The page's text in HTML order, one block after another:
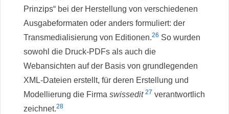
Prinzips“ bei der Herstellung von verschiedenen
Ausgabeformaten oder anders formuliert: der
Transmedialisierung von Editionen.26 So wurden
sowohl die Druck-PDFs als auch die
Webansichten auf der Basis von grundlegenden
XML-Dateien erstellt, für deren Erstellung und
Modellierung die Firma swissedit 27 verantwortlich
zeichnet.28